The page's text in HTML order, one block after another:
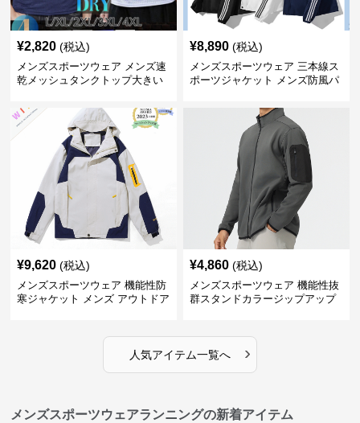
¥2,820 (税込)
メンズスポーツウェア メンズ速
乾メッシュタンクトップ大きい
¥8,890 (税込)
メンズスポーツウェア 三本線ス
ポーツジャケット メンズ防風パ
¥9,620 (税込)
メンズスポーツウェア 機能性防
寒ジャケット メンズ アウトドア
¥4,860 (税込)
メンズスポーツウェア 機能性抜
群スタンドカラージップアップ
人気アイテム一覧へ ›
メンズスポーツウェアランニングの新着アイテム